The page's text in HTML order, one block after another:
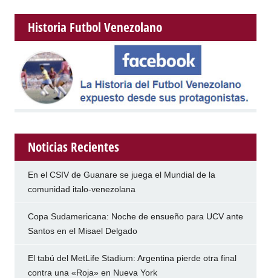
Historia Futbol Venezolano
Noticias Recientes
En el CSIV de Guanare se juega el Mundial de la
comunidad italo-venezolana
Copa Sudamericana: Noche de ensueño para UCV ante
Santos en el Misael Delgado
El tabú del MetLife Stadium: Argentina pierde otra final
contra una «Roja» en Nueva York